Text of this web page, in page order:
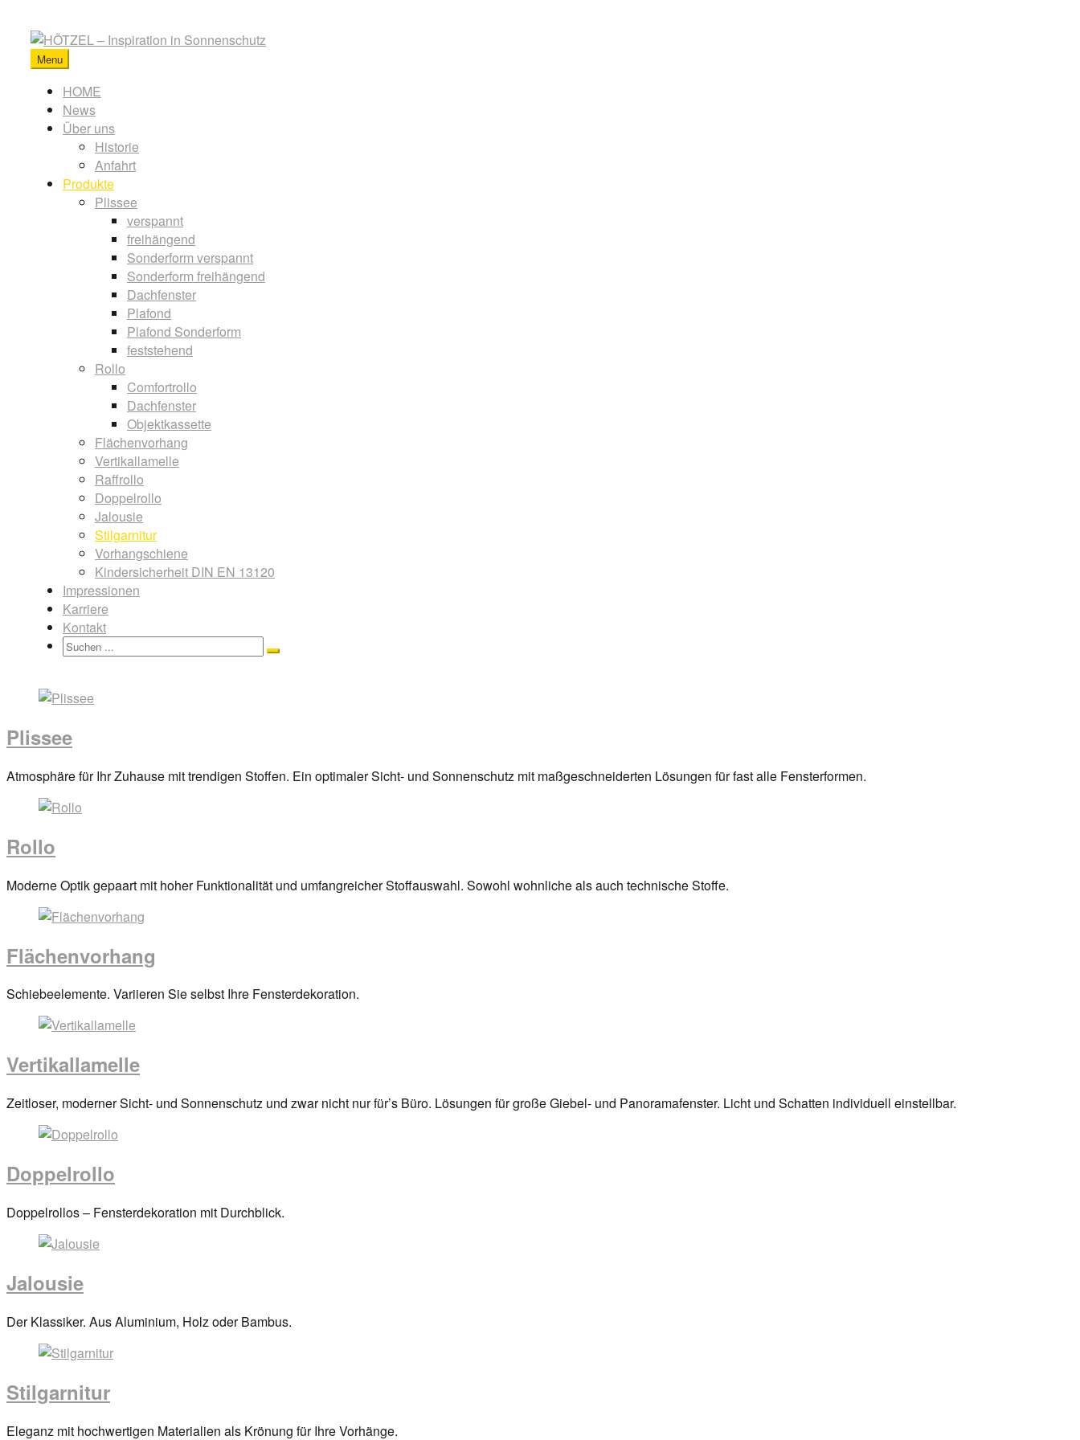
content
HÖTZEL
Inspiration
Sonnenschutz
Menu
Primary
menu
HOME
News
Über uns
Historie
Anfahrt
Produkte
Plissee
verspannt
freihängend
Sonderform verspannt
Sonderform freihängend
Dachfenster
Plafond
Plafond Sonderform
feststehend
Rollo
Comfortrollo
Dachfenster
Objektkassette
Flächenvorhang
Vertikallamelle
Raffrollo
Doppelrollo
Jalousie
Stilgarnitur
Vorhangschiene
Kindersicherheit DIN EN 13120
Impressionen
Karriere
Kontakt
Search
Search
Plissee
Posted
2017
By
Atmosphäre für Ihr Zuhause mit trendigen Stoffen. Ein optimaler Sicht- und Sonnenschutz mit maßgeschneiderten Lösungen für fast alle Fensterformen.
Rollo
Posted
2017By
Moderne Optik gepaart mit hoher Funktionalität und umfangreicher Stoffauswahl. Sowohl wohnliche als auch technische Stoffe.
Flächenvorhang
Posted
2017By
Schiebeelemente. Variieren Sie selbst Ihre Fensterdekoration.
Vertikallamelle
Posted
2017By
Zeitloser, moderner Sicht- und Sonnenschutz und zwar nicht nur für’s Büro. Lösungen für große Giebel- und Panoramafenster. Licht und Schatten individuell einstellbar.
Doppelrollo
Posted
2017By
Doppelrollos – Fensterdekoration mit Durchblick.
Jalousie
Posted
2017 By
Der Klassiker. Aus Aluminium, Holz oder Bambus.
Stilgarnitur
Posted
Eleganz mit hochwertigen Materialien als Krönung für Ihre Vorhänge.